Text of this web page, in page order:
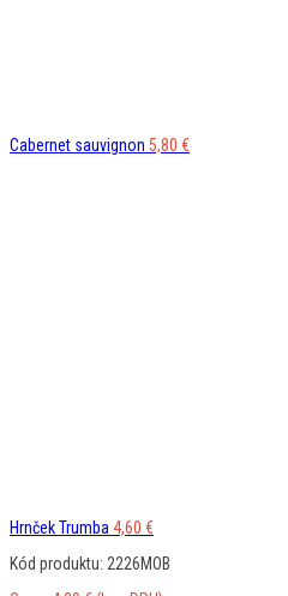
Cabernet sauvignon 5,80 €
Hrnček Trumba 4,60 €
Kód produktu: 2226MOB